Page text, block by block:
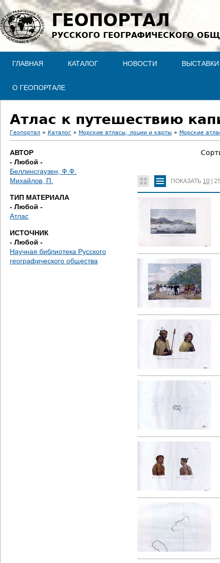
Jump to navigation
ГЕОПОРТАЛ
РУССКОГО ГЕОГРАФИЧЕСКОГО
ГЛАВНАЯ КАТАЛОГ НОВОСТИ ВЫСТАВКИ
О ГЕОПОРТАЛЕ
Атлас к путешествию
В
ы
з
д
с
ь
Геопортал » Каталог » Морские атласы, лоции и карты » Морские
АВТОР
- Любой -
Беллинсгаузен, Ф.Ф.
Михайлов, П.
ТИП МАТЕРИАЛА
- Любой -
Атлас
ИСТОЧНИК
- Любой -
Научная библиотека Русского
географического общества
ПОКАЗАТЬ 10